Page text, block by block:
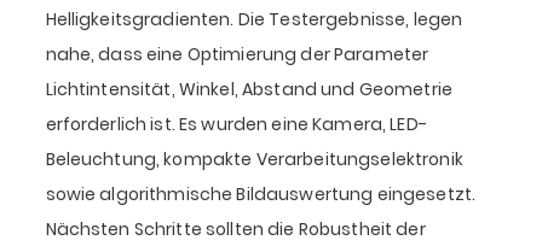
Helligkeitsgradienten. Die Testergebnisse, legen
nahe, dass eine Optimierung der Parameter
Lichtintensität, Winkel, Abstand und Geometrie
erforderlich ist. Es wurden eine Kamera, LED-
Beleuchtung, kompakte Verarbeitungselektronik
sowie algorithmische Bildauswertung eingesetzt.
Nächsten Schritte sollten die Robustheit der